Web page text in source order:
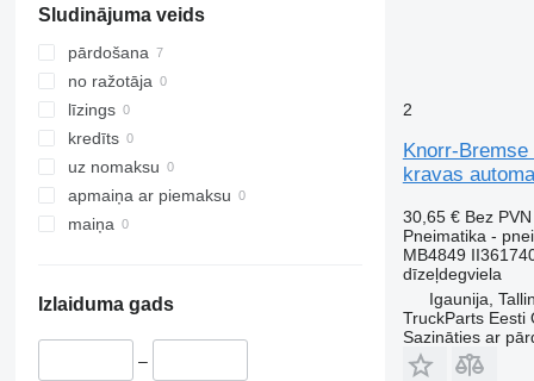
Sludinājuma veids
pārdošana
no ražotāja
līzings
kredīts
uz nomaksu
apmaiņa ar piemaksu
maiņa
Izlaiduma gads
–
2
Knorr-
kravas
30,65 € Bez PVN
Pneimatika -
MB4849
dīzeļdegviela
Igaunija,
TruckParts Eesti
Sazināties ar